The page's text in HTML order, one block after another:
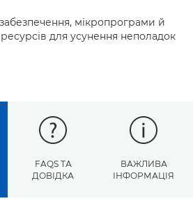
мікропрограми й
для усунення неполадок
FAQS ТА
ДОВІДКА
ВАЖЛИВА
ІНФОРМАЦІЯ